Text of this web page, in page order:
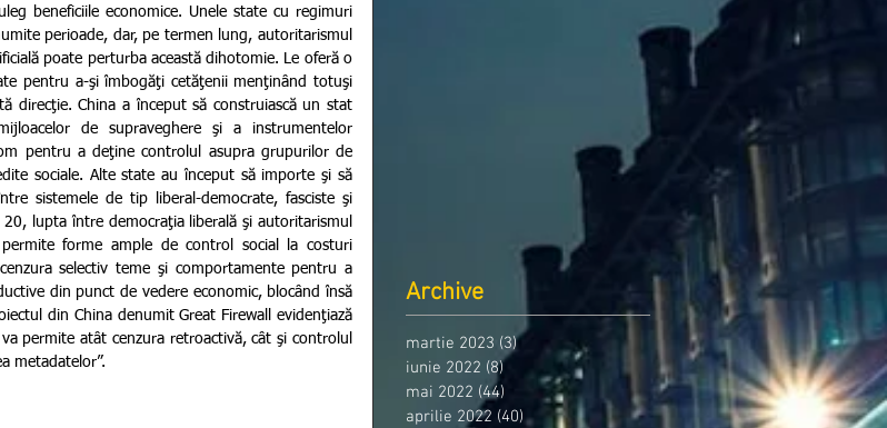
beneficiile economice. Unele state cu regimuri
perioade, dar, pe termen lung, autoritarismul
poate perturba această dihotomie. Le oferă o
pentru a-şi îmbogăţi cetăţenii menţinând totuşi
direcţie. China a început să construiască un stat
de supraveghere şi a instrumentelor
pentru a deţine controlul asupra grupurilor de
sociale. Alte state au început să importe şi să
sistemele de tip liberal-democrate, fasciste şi
lupta între democraţia liberală şi autoritarismul
forme ample de control social la costuri
selectiv teme şi comportamente pentru a
din punct de vedere economic, blocând însă
din China denumit Great Firewall evidenţiază
permite atât cenzura retroactivă, cât şi controlul
metadatelor”.
Archive
martie 2023 (3)3 postări
iunie 2022 (8)8 postări
mai 2022 (44) 44 postări
aprilie 2022 (40)40 postări